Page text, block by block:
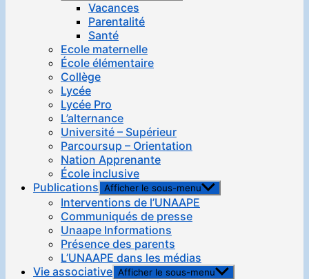
Vacances
Parentalité
Santé
Ecole maternelle
École élémentaire
Collège
Lycée
Lycée Pro
L’alternance
Université – Supérieur
Parcoursup – Orientation
Nation Apprenante
École inclusive
Publications Afficher le sous-menu
Interventions de l’UNAAPE
Communiqués de presse
Unaape Informations
Présence des parents
L’UNAAPE dans les médias
Vie associative Afficher le sous-menu